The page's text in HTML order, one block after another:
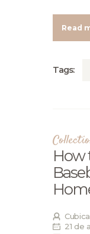
Read
Tags:
How
Cubica
21 de